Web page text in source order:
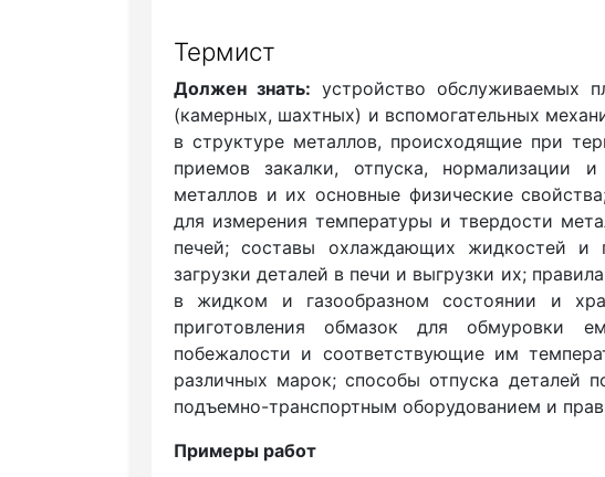
Термист
Должен знать: устройство обслуживаемых
(камерных, шахтных) и вспомогательных
в структуре металлов, происходящие при
приемов закалки, отпуска, нормализации
металлов и их основные физические
для измерения температуры и твердости
печей; составы охлаждающих жидкостей и
загрузки деталей в печи и выгрузки их;
в жидком и газообразном состоянии и
приготовления обмазок для обмуровки
побежалости и соответствующие им
различных марок; способы отпуска деталей
подъемно-транспортным оборудованием и
Примеры работ